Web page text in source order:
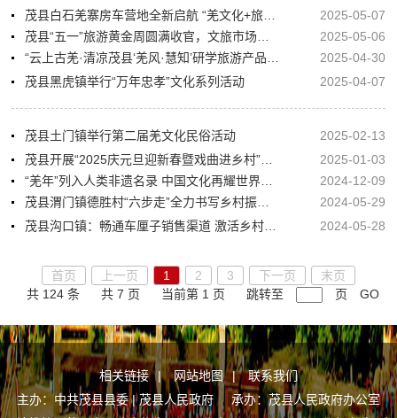
2025-05-07
2025-05-06
2025-04-30
茂县黑虎镇举行“万年忠孝”文化系列活动
2025-04-07
茂县土门镇举行第二届羌文化民俗活动
2025-02-13
2025-01-03
2024-12-09
2024-05-29
2024-05-28
首页 上一页 1 2 3 下一页
末页
共 124 条
共 7 页 当前第 1 页 跳转至 页 GO
相关链接 | 网站地图 |
联系我们
主办：中共茂县县委 | 茂县人民政府 承办：茂县人民政府办公室